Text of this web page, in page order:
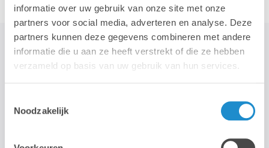
informatie over uw gebruik van onze site met onze
partners voor social media, adverteren en analyse. Deze
partners kunnen deze gegevens combineren met andere
informatie die u aan ze heeft verstrekt of die ze hebben
verzameld op basis van uw gebruik van hun services.
Noodzakelijk
Lab9 Pro controleert de toestellen en berekent
geschatte restwaarde van de ingeleverde toestellen.